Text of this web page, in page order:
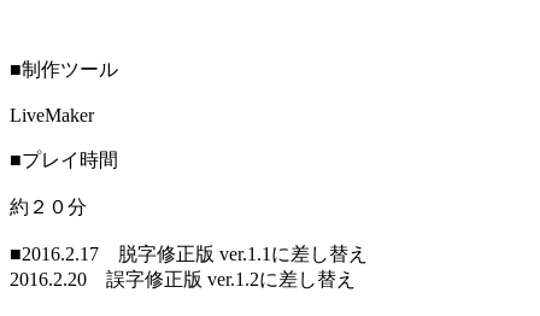
■制作ツール
LiveMaker
■プレイ時間
約２０分
■2016.2.17 脱字修正版 ver.1.1に差し替え
2016.2.20 誤字修正版 ver.1.2に差し替え